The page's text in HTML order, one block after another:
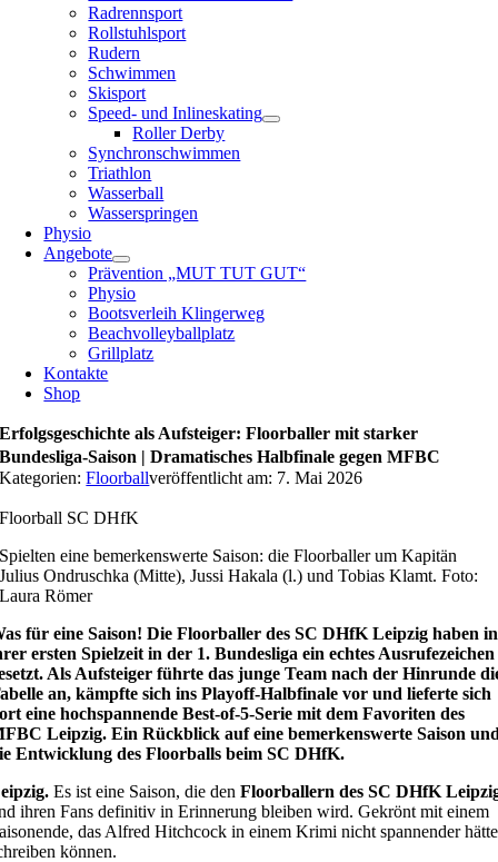
Radrennsport
Rollstuhlsport
Rudern
Schwimmen
Skisport
Speed- und Inlineskating
Roller Derby
Synchronschwimmen
Triathlon
Wasserball
Wasserspringen
Physio
Angebote
Prävention „MUT TUT GUT“
Physio
Bootsverleih Klingerweg
Beachvolleyballplatz
Grillplatz
Kontakte
Shop
Erfolgsgeschichte als Aufsteiger: Floorballer mit starker
Bundesliga-Saison | Dramatisches Halbfinale gegen MFBC
Kategorien:Floorballveröffentlicht am: 7. Mai 2026
Floorball SC DHfK
Spielten eine bemerkenswerte Saison: die Floorballer um Kapitän
Julius Ondruschka (Mitte), Jussi Hakala (l.) und Tobias Klamt. Foto:
Laura Römer
für eine Saison! Die Floorballer des SC DHfK Leipzig haben in
ersten Spielzeit in der 1. Bundesliga ein echtes Ausrufezeichen
Als Aufsteiger führte das junge Team nach der Hinrunde
an, kämpfte sich ins Playoff-Halbfinale vor und lieferte sich
eine hochspannende Best-of-5-Serie mit dem Favoriten des
Leipzig. Ein Rückblick auf eine bemerkenswerte Saison
Entwicklung des Floorballs beim SC DHfK.
Es ist eine Saison, die denFloorballern des SC DHfK
ihren Fans definitiv in Erinnerung bleiben wird. Gekrönt mit einem
das Alfred Hitchcock in einem Krimi nicht spannender hätte
können.